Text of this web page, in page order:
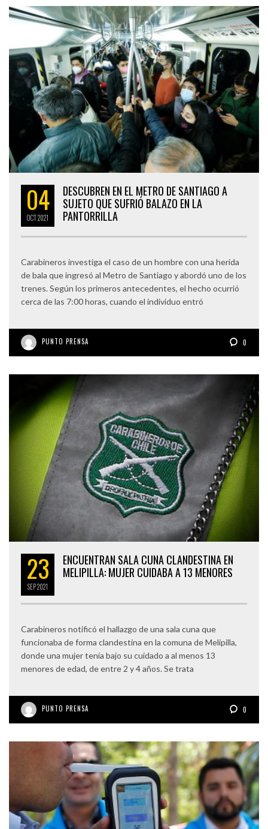
04
OCT2021
DESCUBREN EN EL METRO DE SANTIAGO A
SUJETO QUE SUFRIÓ BALAZO EN LA
PANTORRILLA
Carabineros investiga el caso de un hombre con una herida
de bala que ingresó al Metro de Santiago y abordó uno de los
trenes. Según los primeros antecedentes, el hecho ocurrió
cerca de las 7:00 horas, cuando el individuo entró
PUNTO PRENSA 0
23
SEP2021
ENCUENTRAN SALA CUNA CLANDESTINA EN
MELIPILLA: MUJER CUIDABA A 13 MENORES
Carabineros notificó el hallazgo de una sala cuna que
funcionaba de forma clandestina en la comuna de Melipilla,
donde una mujer tenía bajo su cuidado a al menos 13
menores de edad, de entre 2 y 4 años. Se trata
PUNTO PRENSA 0